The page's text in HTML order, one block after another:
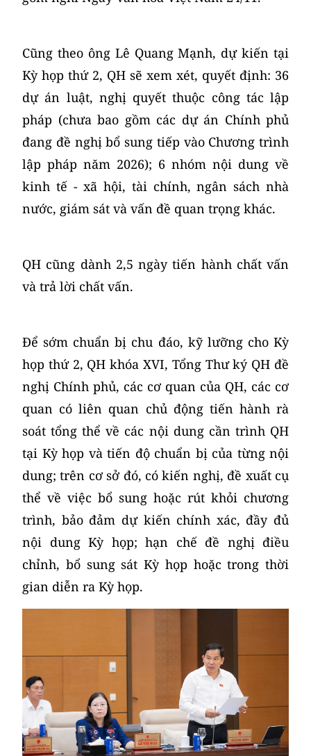
Cũng theo ông Lê Quang Mạnh, dự kiến tại
Kỳ họp thứ 2, QH sẽ xem xét, quyết định: 36
dự án luật, nghị quyết thuộc công tác lập
pháp (chưa bao gồm các dự án Chính phủ
đang đề nghị bổ sung tiếp vào Chương trình
lập pháp năm 2026); 6 nhóm nội dung về
kinh tế - xã hội, tài chính, ngân sách nhà
nước, giám sát và vấn đề quan trọng khác.
QH cũng dành 2,5 ngày tiến hành chất vấn
và trả lời chất vấn.
Để sớm chuẩn bị chu đáo, kỹ lưỡng cho Kỳ
họp thứ 2, QH khóa XVI, Tổng Thư ký QH đề
nghị Chính phủ, các cơ quan của QH, các cơ
quan có liên quan chủ động tiến hành rà
soát tổng thể về các nội dung cần trình QH
tại Kỳ họp và tiến độ chuẩn bị của từng nội
dung; trên cơ sở đó, có kiến nghị, đề xuất cụ
thể về việc bổ sung hoặc rút khỏi chương
trình, bảo đảm dự kiến chính xác, đầy đủ
nội dung Kỳ họp; hạn chế đề nghị điều
chỉnh, bổ sung sát Kỳ họp hoặc trong thời
gian diễn ra Kỳ họp.